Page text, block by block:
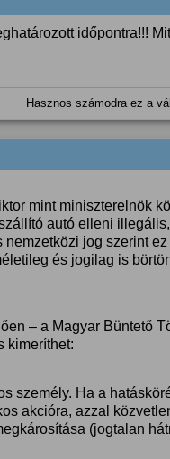
időpontra!!!
Hasznos számodra ez a
mint miniszterelnök
autó elleni
jog szerint
és jogilag is
– a Magyar Büntető
kimeríthet:
személy. Ha a
akcióra, azzal
(jogtalan